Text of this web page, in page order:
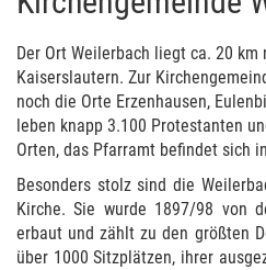
Der Ort Weilerbach liegt ca. 20 km
Kaiserslautern. Zur
noch die Orte Erzenhausen,
leben knapp 3.100 Protestanten
Orten, das Pfarramt befindet sich
Besonders stolz sind die
Kirche. Sie wurde 1897/98 von
erbaut und zählt zu den größten
über 1000 Sitzplätzen, ihrer